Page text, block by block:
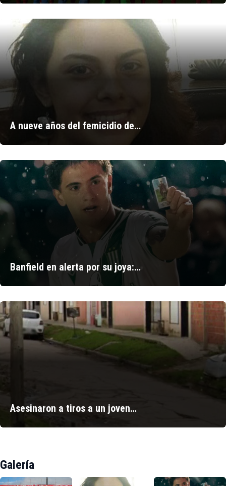
A nueve años del femicidio de…
Banfield en alerta por su joya:…
Asesinaron a tiros a un joven…
Galería